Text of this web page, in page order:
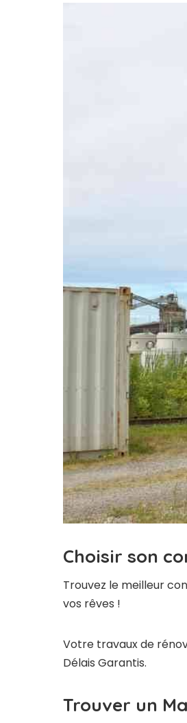
Choisir son
Trouvez le meilleur
vos rêves !
Votre travaux de
Délais Garantis.
Trouver un